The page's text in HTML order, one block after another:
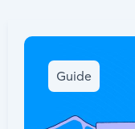
Guide